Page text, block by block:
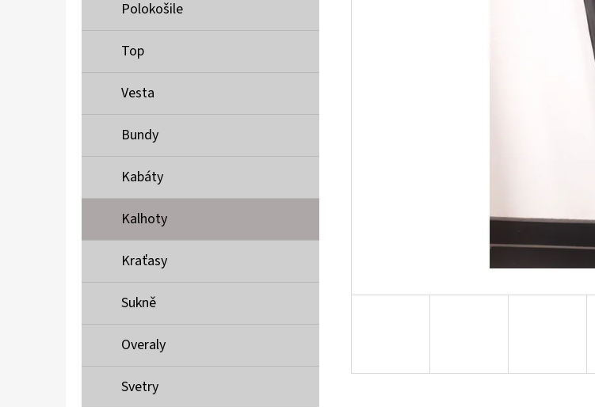
Polokošile
Top
Vesta
Bundy
Kabáty
Kalhoty
Kraťasy
Sukně
Overaly
Svetry
MUSTANG PÁSEK